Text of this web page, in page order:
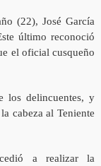
(22), José García
último reconoció
el oficial cusqueño
los delincuentes, y
cabeza al Teniente
a realizar la